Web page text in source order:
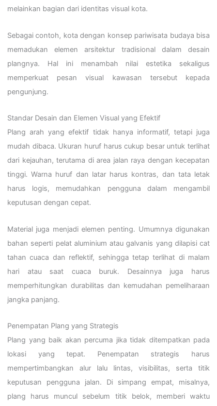
melainkan bagian dari identitas visual kota.
Sebagai contoh, kota dengan konsep pariwisata budaya bisa
memadukan elemen arsitektur tradisional dalam desain
plangnya. Hal ini menambah nilai estetika sekaligus
memperkuat pesan visual kawasan tersebut kepada
pengunjung.
Standar Desain dan Elemen Visual yang Efektif
Plang arah yang efektif tidak hanya informatif, tetapi juga
mudah dibaca. Ukuran huruf harus cukup besar untuk terlihat
dari kejauhan, terutama di area jalan raya dengan kecepatan
tinggi. Warna huruf dan latar harus kontras, dan tata letak
harus logis, memudahkan pengguna dalam mengambil
keputusan dengan cepat.
Material juga menjadi elemen penting. Umumnya digunakan
bahan seperti pelat aluminium atau galvanis yang dilapisi cat
tahan cuaca dan reflektif, sehingga tetap terlihat di malam
hari atau saat cuaca buruk. Desainnya juga harus
memperhitungkan durabilitas dan kemudahan pemeliharaan
jangka panjang.
Penempatan Plang yang Strategis
Plang yang baik akan percuma jika tidak ditempatkan pada
lokasi yang tepat. Penempatan strategis harus
mempertimbangkan alur lalu lintas, visibilitas, serta titik
keputusan pengguna jalan. Di simpang empat, misalnya,
plang harus muncul sebelum titik belok, memberi waktu